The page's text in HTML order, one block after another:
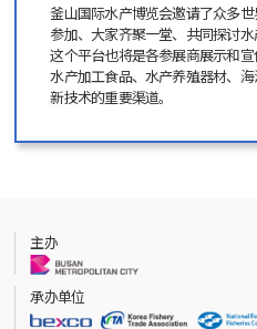
釜山国际水产博览会邀请了众多
参加、大家齐聚一堂、共同探讨水
这个平台也将是各参展商展示和宣
水产加工食品、水产养殖器材、海
新技术的重要渠道。
主办
承办单位